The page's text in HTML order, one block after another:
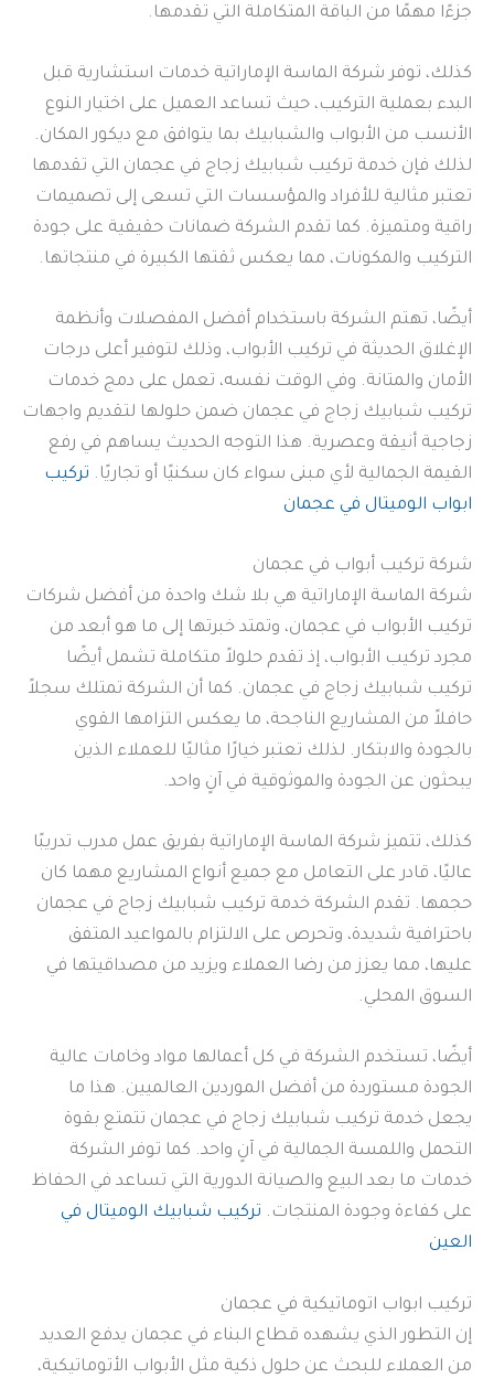
جزءًا مهمًا من الباقة المتكاملة التي تقدمها.
كذلك، توفر شركة الماسة الإماراتية خدمات استشارية قبل
البدء بعملية التركيب، حيث تساعد العميل على اختيار النوع
الأنسب من الأبواب والشبابيك بما يتوافق مع ديكور المكان.
لذلك فإن خدمة تركيب شبابيك زجاج في عجمان التي تقدمها
تعتبر مثالية للأفراد والمؤسسات التي تسعى إلى تصميمات
راقية ومتميزة. كما تقدم الشركة ضمانات حقيقية على جودة
التركيب والمكونات، مما يعكس ثقتها الكبيرة في منتجاتها.
أيضًا، تهتم الشركة باستخدام أفضل المفصلات وأنظمة
الإغلاق الحديثة في تركيب الأبواب، وذلك لتوفير أعلى درجات
الأمان والمتانة. وفي الوقت نفسه، تعمل على دمج خدمات
تركيب شبابيك زجاج في عجمان ضمن حلولها لتقديم واجهات
زجاجية أنيقة وعصرية. هذا التوجه الحديث يساهم في رفع
القيمة الجمالية لأي مبنى سواء كان سكنيًا أو تجاريًا. تركيب
ابواب الوميتال في عجمان
شركة تركيب أبواب في عجمان
شركة الماسة الإماراتية هي بلا شك واحدة من أفضل شركات
تركيب الأبواب في عجمان، وتمتد خبرتها إلى ما هو أبعد من
مجرد تركيب الأبواب، إذ تقدم حلولاً متكاملة تشمل أيضًا
تركيب شبابيك زجاج في عجمان. كما أن الشركة تمتلك سجلاً
حافلاً من المشاريع الناجحة، ما يعكس التزامها القوي
بالجودة والابتكار. لذلك تعتبر خيارًا مثاليًا للعملاء الذين
يبحثون عن الجودة والموثوقية في آنٍ واحد.
كذلك، تتميز شركة الماسة الإماراتية بفريق عمل مدرب تدريبًا
عاليًا، قادر على التعامل مع جميع أنواع المشاريع مهما كان
حجمها. تقدم الشركة خدمة تركيب شبابيك زجاج في عجمان
باحترافية شديدة، وتحرص على الالتزام بالمواعيد المتفق
عليها، مما يعزز من رضا العملاء ويزيد من مصداقيتها في
السوق المحلي.
أيضًا، تستخدم الشركة في كل أعمالها مواد وخامات عالية
الجودة مستوردة من أفضل الموردين العالميين. هذا ما
يجعل خدمة تركيب شبابيك زجاج في عجمان تتمتع بقوة
التحمل واللمسة الجمالية في آنٍ واحد. كما توفر الشركة
خدمات ما بعد البيع والصيانة الدورية التي تساعد في الحفاظ
على كفاءة وجودة المنتجات. تركيب شبابيك الوميتال في
العين
تركيب ابواب اتوماتيكية في عجمان
إن التطور الذي يشهده قطاع البناء في عجمان يدفع العديد
من العملاء للبحث عن حلول ذكية مثل الأبواب الأتوماتيكية،